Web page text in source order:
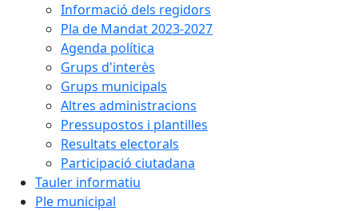
Informació dels regidors
Pla de Mandat 2023-2027
Agenda política
Grups d'interès
Grups municipals
Altres administracions
Pressupostos i plantilles
Resultats electorals
Participació ciutadana
Tauler informatiu
Ple municipal